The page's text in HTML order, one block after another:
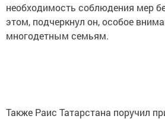
необходимость соблюдения мер
этом, подчеркнул он, особое
многодетным семьям.
Также Раис Татарстана поручил